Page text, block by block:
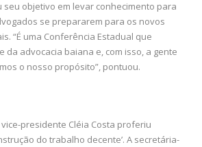
seu objetivo em levar conhecimento para
se prepararem para os novos
“É uma Conferência Estadual que
da advocacia baiana e, com isso, a gente
o nosso propósito”, pontuou.
presidente Cléia Costa proferiu
do trabalho decente’. A secretária-